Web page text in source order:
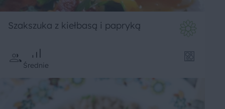
Szakszuka z kiełbasą i papryką
Średnie